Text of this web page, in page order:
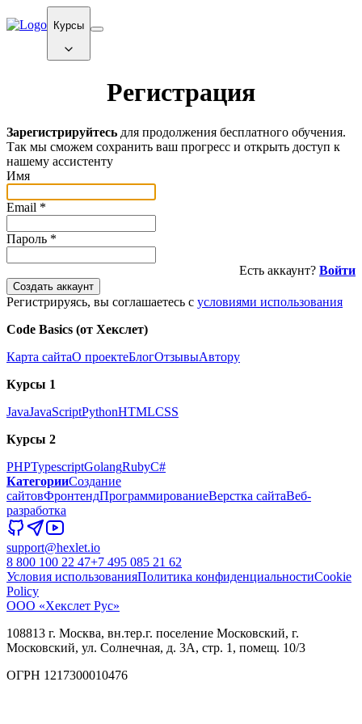
Курсы
Регистрация
Зарегистрируйтесь для продолжения бесплатного обучения.
Так мы сможем сохранить ваш прогресс и открыть доступ к
нашему ассистенту
Имя
Email *
Пароль *
Есть аккаунт? Войти
Создать аккаунт
Регистрируясь, вы соглашаетесь с условиями использования
Code Basics (от Хекслет)
Карта сайтаО проектеБлогОтзывыАвтору
Курсы 1
JavaJavaScriptPythonHTMLCSS
Курсы 2
PHPTypescriptGolangRubyC#
КатегорииСоздание
сайтовФронтендПрограммированиеВерстка сайтаВеб-
разработка
support@hexlet.io
8 800 100 22 47+7 495 085 21 62
Условия использованияПолитика конфиденциальностиCookie
Policy
ООО «Хекслет Рус»
108813 г. Москва, вн.тер.г. поселение Московский, г.
Московский, ул. Солнечная, д. 3А, стр. 1, помещ. 10/3
ОГРН 1217300010476